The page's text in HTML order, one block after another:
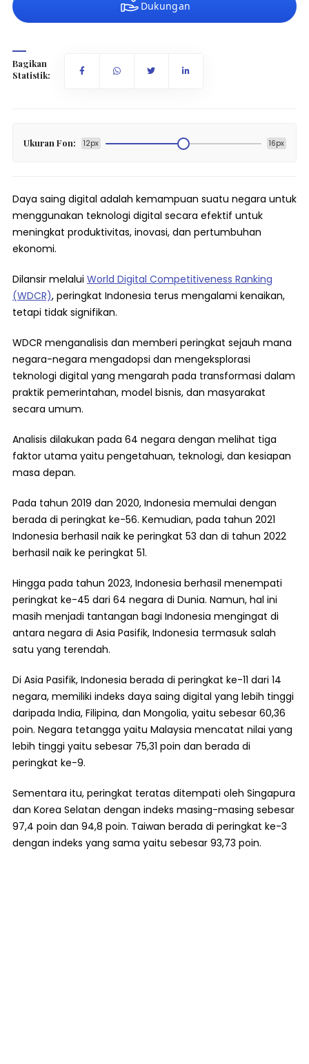
Bagikan
Statistik:
Ukuran Fon: 12px 16px
Daya saing digital adalah kemampuan suatu negara untuk
menggunakan teknologi digital secara efektif untuk
meningkat produktivitas, inovasi, dan pertumbuhan
ekonomi.
Dilansir melalui World Digital Competitiveness Ranking
(WDCR), peringkat Indonesia terus mengalami kenaikan,
tetapi tidak signifikan.
WDCR menganalisis dan memberi peringkat sejauh mana
negara-negara mengadopsi dan mengeksplorasi
teknologi digital yang mengarah pada transformasi dalam
praktik pemerintahan, model bisnis, dan masyarakat
secara umum.
Analisis dilakukan pada 64 negara dengan melihat tiga
faktor utama yaitu pengetahuan, teknologi, dan kesiapan
masa depan.
Pada tahun 2019 dan 2020, Indonesia memulai dengan
berada di peringkat ke-56. Kemudian, pada tahun 2021
Indonesia berhasil naik ke peringkat 53 dan di tahun 2022
berhasil naik ke peringkat 51.
Hingga pada tahun 2023, Indonesia berhasil menempati
peringkat ke-45 dari 64 negara di Dunia. Namun, hal ini
masih menjadi tantangan bagi Indonesia mengingat di
antara negara di Asia Pasifik, Indonesia termasuk salah
satu yang terendah.
Di Asia Pasifik, Indonesia berada di peringkat ke-11 dari 14
negara, memiliki indeks daya saing digital yang lebih tinggi
daripada India, Filipina, dan Mongolia, yaitu sebesar 60,36
poin. Negara tetangga yaitu Malaysia mencatat nilai yang
lebih tinggi yaitu sebesar 75,31 poin dan berada di
peringkat ke-9.
Sementara itu, peringkat teratas ditempati oleh Singapura
dan Korea Selatan dengan indeks masing-masing sebesar
97,4 poin dan 94,8 poin. Taiwan berada di peringkat ke-3
dengan indeks yang sama yaitu sebesar 93,73 poin.